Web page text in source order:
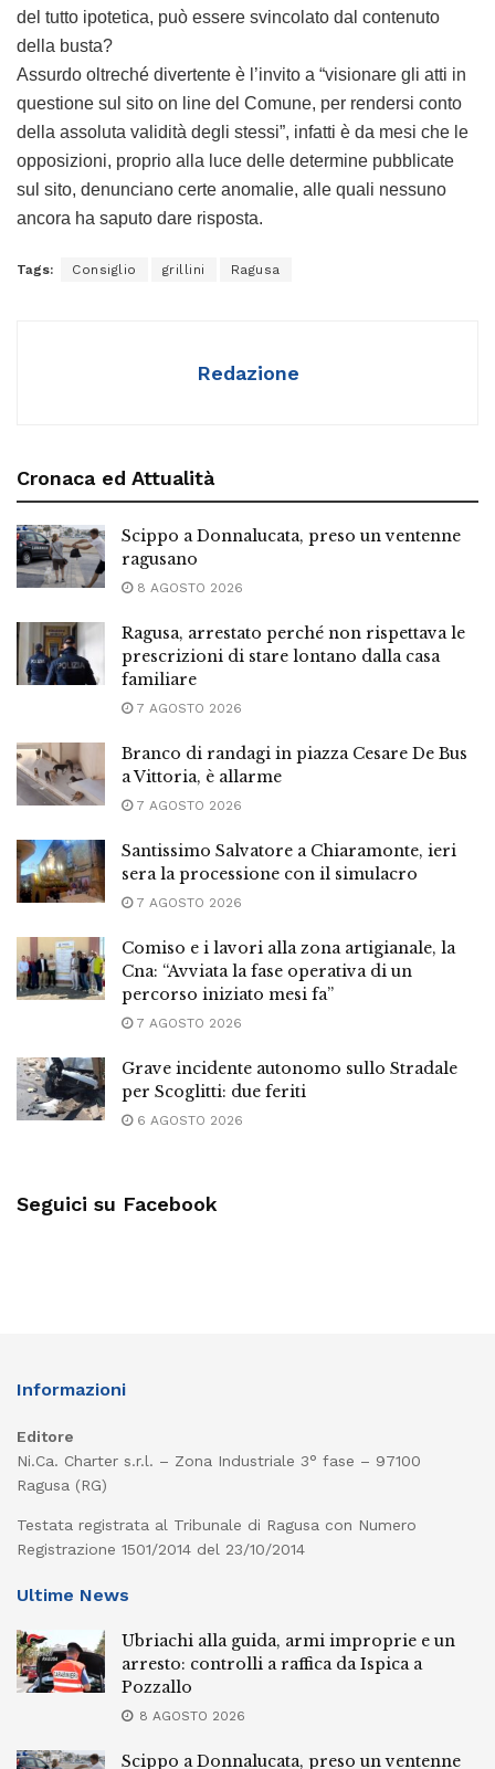
del tutto ipotetica, può essere svincolato dal contenuto
della busta?
Assurdo oltreché divertente è l’invito a “visionare gli atti in
questione sul sito on line del Comune, per rendersi conto
della assoluta validità degli stessi”, infatti è da mesi che le
opposizioni, proprio alla luce delle determine pubblicate
sul sito, denunciano certe anomalie, alle quali nessuno
ancora ha saputo dare risposta.
Tags: Consiglio grillini Ragusa
Redazione
Cronaca ed Attualità
Scippo a Donnalucata, preso un ventenne
ragusano
8 AGOSTO 2026
Ragusa, arrestato perché non rispettava le
prescrizioni di stare lontano dalla casa
familiare
7 AGOSTO 2026
Branco di randagi in piazza Cesare De Bus
a Vittoria, è allarme
7 AGOSTO 2026
Santissimo Salvatore a Chiaramonte, ieri
sera la processione con il simulacro
7 AGOSTO 2026
Comiso e i lavori alla zona artigianale, la
Cna: “Avviata la fase operativa di un
percorso iniziato mesi fa”
7 AGOSTO 2026
Grave incidente autonomo sullo Stradale
per Scoglitti: due feriti
6 AGOSTO 2026
Seguici su Facebook
Informazioni
Editore
Ni.Ca. Charter s.r.l. – Zona Industriale 3° fase – 97100
Ragusa (RG)
Testata registrata al Tribunale di Ragusa con Numero
Registrazione 1501/2014 del 23/10/2014
Ultime News
Ubriachi alla guida, armi improprie e un
arresto: controlli a raffica da Ispica a
Pozzallo
8 AGOSTO 2026
Scippo a Donnalucata, preso un ventenne